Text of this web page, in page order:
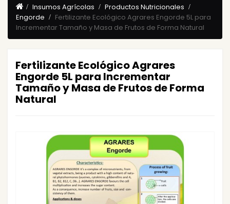
Insumos Agrícolas
Productos Nutricionales
Engorde
Fertilizante Ecológico Agrares Engorde 5L para
Incrementar Tamaño y Masa de Frutos de Forma Natural
Fertilizante Ecológico Agrares
Engorde 5L para Incrementar
Tamaño y Masa de Frutos de Forma
Natural